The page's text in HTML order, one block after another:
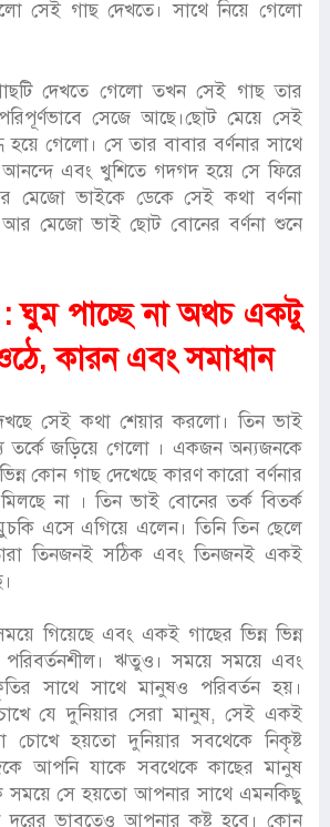
সেই গাছ দেখতে। সাথে নিয়ে গেলো
দেখতে গেলো তখন সেই গাছ তার
সেজে আছে।ছোট মেয়ে সেই
গেলো। সে তার বাবার বর্ণনার সাথে
এবং খুশিতে গদগদ হয়ে সে ফিরে
ভাইকে ডেকে সেই কথা বর্ণনা
মেজো ভাই ছোট বোনের বর্ণনা শুনে
:ঘুম পাচ্ছে না অথচ একটু
কারন এবং সমাধান
সেই কথা শেয়ার করলো। তিন ভাই
তর্কে জড়িয়ে গেলো । একজন অন্যজনকে
কোন গাছ দেখেছে কারণ কারো বর্ণনার
না । তিন ভাই বোনের তর্ক বিতর্ক
এসে এগিয়ে এলেন। তিনি তিন ছেলে
তিনজনই সঠিক এবং তিনজনই একই
গিয়েছে এবং একই গাছের ভিন্ন ভিন্ন
ঋতুও। সময়ে সময়ে এবং
সাথে সাথে মানুষও পরিবর্তন হয়।
যে দুনিয়ার সেরা মানুষ, সেই একই
চোখে হয়তো দুনিয়ার সবথেকে নিকৃষ্ট
আপনি যাকে সবথেকে কাছের মানুষ
সে হয়তো আপনার সাথে এমনকিছু
ভাবতেও আপনার কষ্ট হবে। কোন